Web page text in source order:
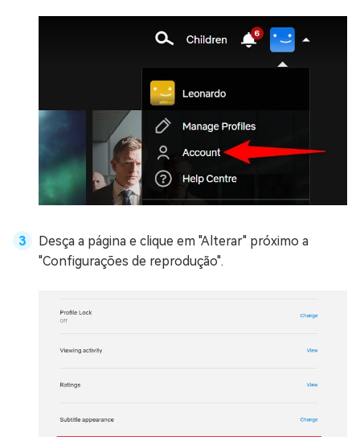
Desça a página e clique em "Alterar" próximo a
"Configurações de reprodução".